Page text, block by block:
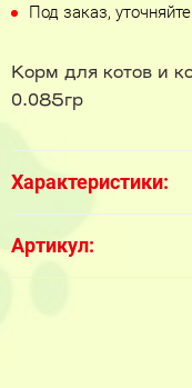
Под заказ,
Корм для котов и
0.085гр
Характеристики:
Артикул: